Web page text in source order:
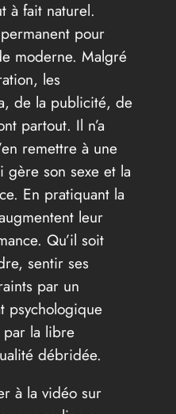
à fait naturel.
pour
moderne. Malgré
les
de la publicité, de
partout. Il n’a
remettre à une
son sexe et la
En pratiquant la
leur
Qu’il soit
sentir ses
par un
psychologique
la libre
débridée.
à la vidéo sur